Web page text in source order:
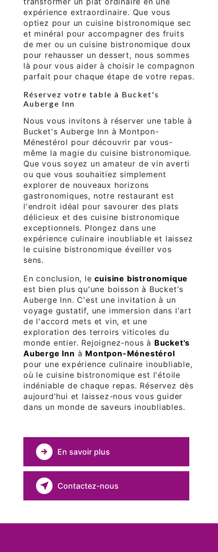
expérience extraordinaire. Que vous
optiez pour un cuisine bistronomique sec
et minéral pour accompagner des fruits
de mer ou un cuisine bistronomique doux
pour rehausser un dessert, nous sommes
là pour vous aider à choisir le compagnon
parfait pour chaque étape de votre repas.
Réservez votre table à Bucket's
Auberge Inn
Nous vous invitons à réserver une table à
Bucket's Auberge Inn à Montpon-
Ménestérol pour découvrir par vous-
même la magie du cuisine bistronomique.
Que vous soyez un amateur de vin averti
ou que vous souhaitiez simplement
explorer de nouveaux horizons
gastronomiques, notre restaurant est
l'endroit idéal pour savourer des plats
délicieux et des cuisine bistronomique
exceptionnels. Plongez dans une
expérience culinaire inoubliable et laissez
le cuisine bistronomique éveiller vos
sens.
En conclusion, lecuisine bistronomique
est bien plus qu'une boisson à Bucket's
Auberge Inn. C'est une invitation à un
voyage gustatif, une immersion dans l'art
de l'accord mets et vin, et une
exploration des terroirs viticoles du
monde entier. Rejoignez-nous à Bucket's
Auberge Inn à Montpon-Ménestérol
pour une expérience culinaire inoubliable,
où le cuisine bistronomique est l'étoile
indéniable de chaque repas. Réservez dès
aujourd'hui et laissez-nous vous guider
dans un monde de saveurs inoubliables.
En savoir plus
Contactez-nous